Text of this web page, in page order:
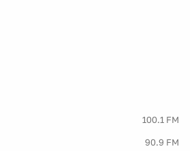
100.1 FM
90.9 FM